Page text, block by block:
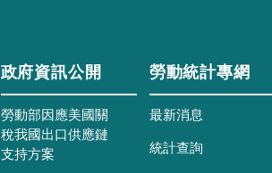
政府資訊公開
勞動部因應美國關
稅我國出口供應鏈
支持方案
勞動統計專網
最新消息
統計查詢